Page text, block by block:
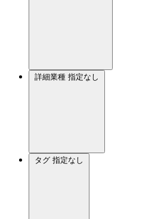
詳細業種 指定なし
タグ 指定なし